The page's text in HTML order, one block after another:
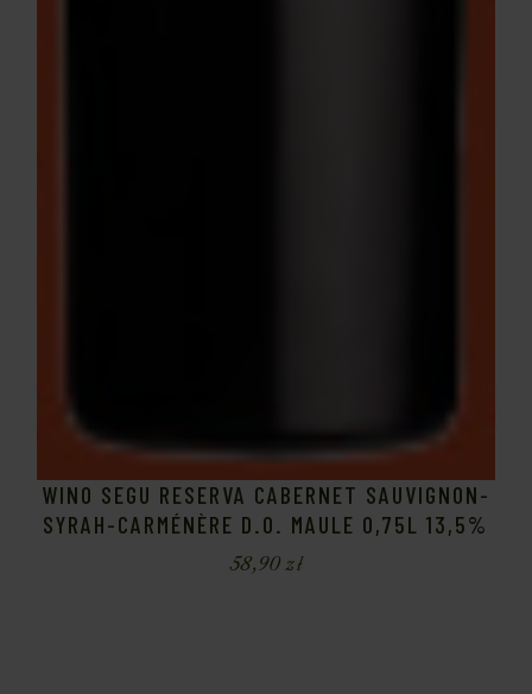
WINO SEGU RESERVA CABERNET SAUVIGNON-
SYRAH-CARMÉNÈRE D.O. MAULE 0,75L 13,5%
58,90zł